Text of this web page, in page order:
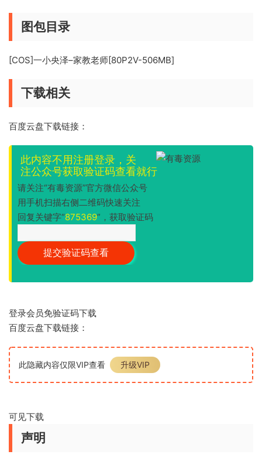
图包目录
[COS]一小央泽–家教老师[80P2V-506MB]
下载相关
百度云盘下载链接：
此内容不用注册登录，关
注公众号获取验证码查看就行
请关注“有毒资源”官方微信公众号
用手机扫描右侧二维码快速关注
回复关键字“875369”，获取验证码
登录会员免验证码下载
百度云盘下载链接：
此隐藏内容仅限VIP查看 升级VIP
可见下载
声明